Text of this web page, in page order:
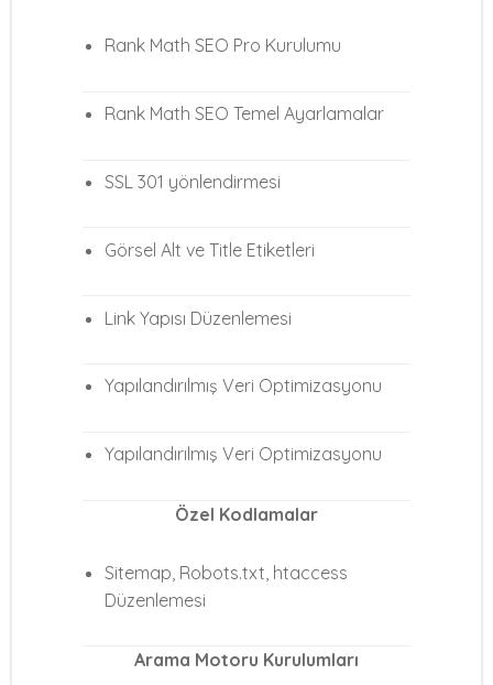
Rank Math SEO Pro Kurulumu
Rank Math SEO Temel Ayarlamalar
SSL 301 yönlendirmesi
Görsel Alt ve Title Etiketleri
Link Yapısı Düzenlemesi
Yapılandırılmış Veri Optimizasyonu
Yapılandırılmış Veri Optimizasyonu
Özel Kodlamalar
Sitemap, Robots.txt, htaccess
Düzenlemesi
Arama Motoru Kurulumları